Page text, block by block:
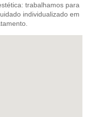
trabalhamos para
individualizado em